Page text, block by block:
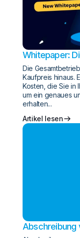
Whitepaper:
Ihre Kosten
Die
Kaufpreis hinaus.
Kosten, die Sie in
um ein genaues
erhalten...
Artikel lesen
Abschreibung